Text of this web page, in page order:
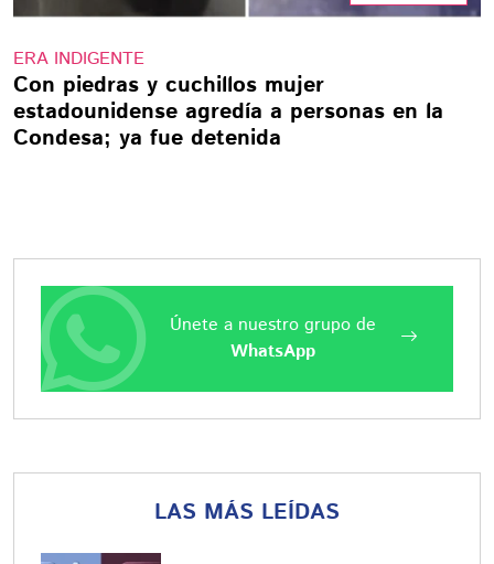
ERA INDIGENTE
Con piedras y cuchillos mujer
estadounidense agredía a personas en la
Condesa; ya fue detenida
Únete a nuestro grupo de
WhatsApp
LAS MÁS LEÍDAS